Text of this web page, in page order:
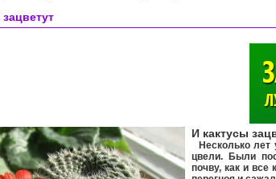
>
И кактусы
Несколько лет
цвели. Были
почву, как и